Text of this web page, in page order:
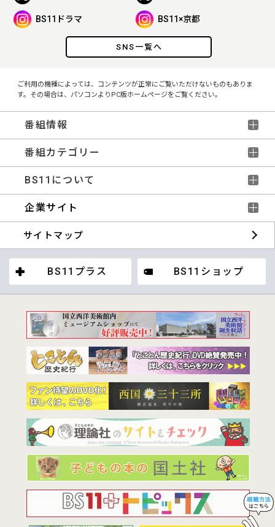
SNS一覧へ
BS11ドラマ BS11×京都
ご利用の機種によっては、コンテンツが正常にご覧いただけないものもありま
す。その場合は、パソコンよりPC版ホームページをご覧ください。
番組情報
番組カテゴリー
BS11について
企業サイト
サイトマップ
BS11プラス BS11ショップ